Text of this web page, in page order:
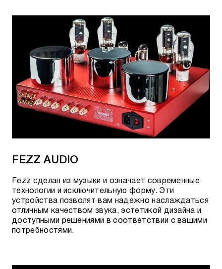
FEZZ AUDIO
Fezz сделан из музыки и означает современные
технологии и исключительную форму. Эти
устройства позволят вам надежно наслаждаться
отличным качеством звука, эстетикой дизайна и
доступными решениями в соответствии с вашими
потребностями.